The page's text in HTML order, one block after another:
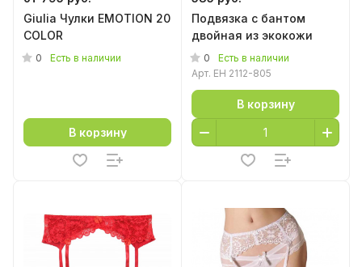
Giulia Чулки EMOTION 20
COLOR
0 Есть в наличии
В корзину
Подвязка с бантом
двойная из экокожи
0
Есть в наличии
Арт. EH 2112-805
В корзину